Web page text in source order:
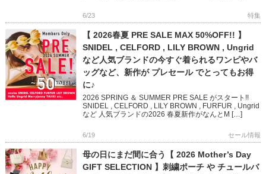
[…]
6/23 特集
【 2026春夏 PRE SALE MAX 50%OFF!! 】
SNIDEL , CELFORD , LILY BROWN , Ungrid
など人気ブランドの今すぐ着られるワンピやバ
ッグなど、新作が プレセール でとってもお得
に♪
2026 SPRING ＆ SUMMER PRE SALE がスタート!!
SNIDEL , CELFORD , LILY BROWN , FURFUR , Ungrid
など 人気ブランドの2026 春夏新作がなんとM […]
6/19 セール情報
母の日にまだ間に合う【 2026 Mother’s Day
GIFT SELECTION 】刺繍ポーチ や チュールバ